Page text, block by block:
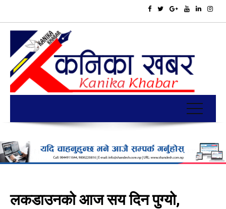
लकडाउनको आज सय दिन पुग्यो,